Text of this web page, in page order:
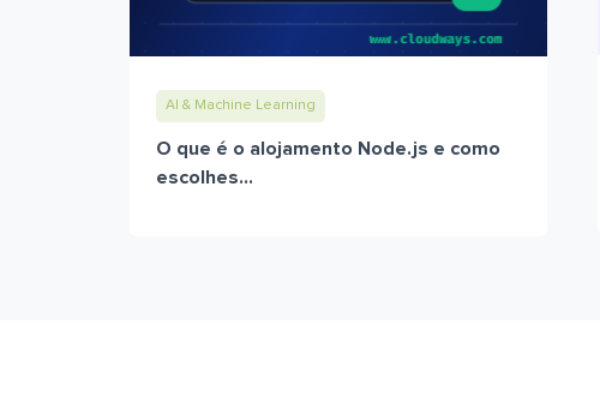
AI & Machine Learning
O que é o alojamento Node.js e como
escolhes...